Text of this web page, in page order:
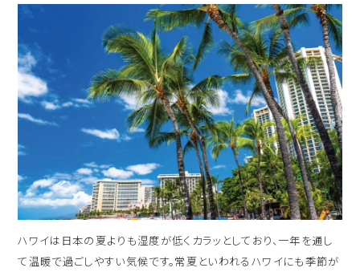
ハワイは日本の夏よりも湿度が低くカラッとしており、一年を通し
て温暖で過ごしやすい気候です。常夏といわれるハワイにも季節が
5つの特徴
よくあるご質問
お客様の声
ハワイの最新情報
お問い合わせ
ご予約の流れ
現地出発日
2026年9月03日(木)
泊数 部屋数
名/子供0名/添い寝0 名/幼児0名